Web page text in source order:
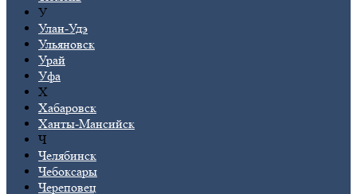
У
Улан-Удэ
Ульяновск
Урай
Уфа
Х
Хабаровск
Ханты-Мансийск
Ч
Челябинск
Чебоксары
Череповец